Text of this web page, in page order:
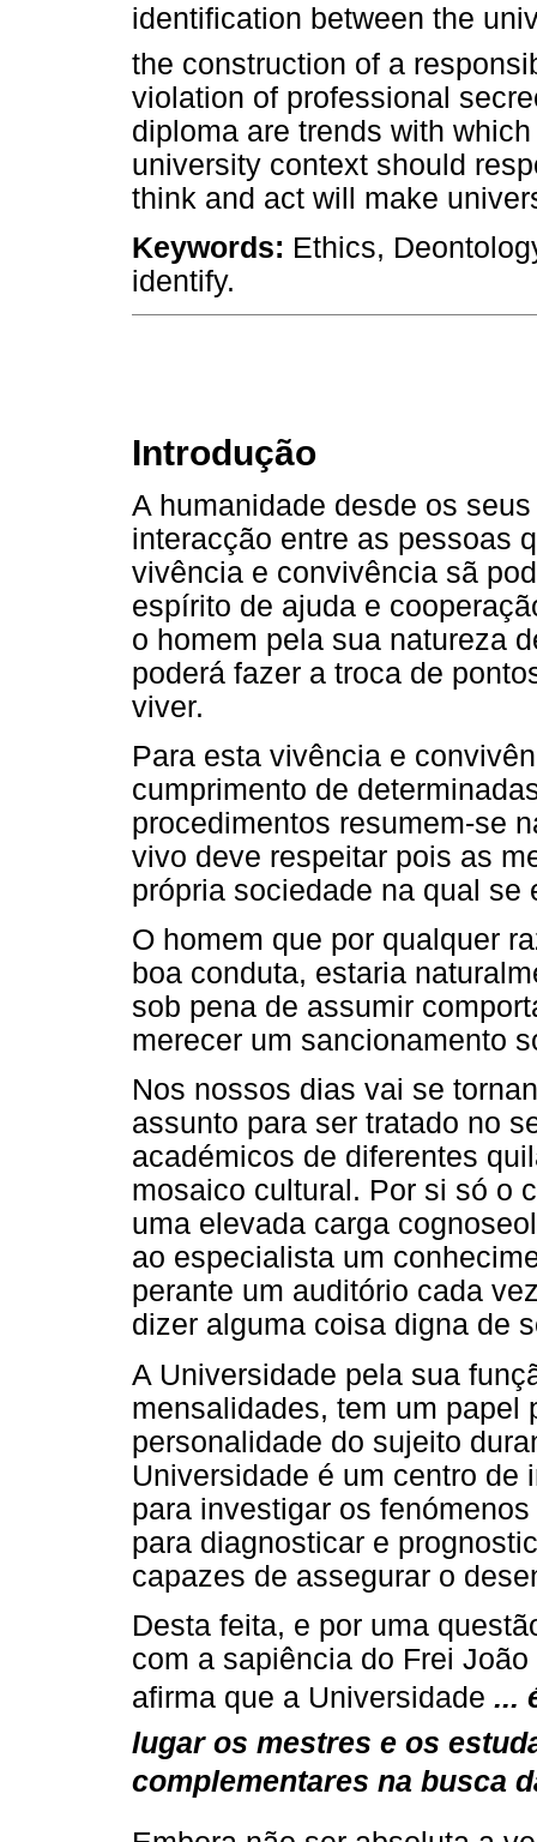
identification between the
the construction of a
violation of professional
diploma are trends with
university context should
think and act will make
Keywords: Ethics,
identify.
Introdução
A humanidade desde os
interacção entre as pessoas
vivência e convivência sã
espírito de ajuda e
o homem pela sua natureza
poderá fazer a troca de
viver.
Para esta vivência e
cumprimento de
procedimentos resumem-se
vivo deve respeitar pois as
própria sociedade na qual se
O homem que por qualquer
boa conduta, estaria
sob pena de assumir
merecer um sancionamento
Nos nossos dias vai se
assunto para ser tratado no
académicos de diferentes
mosaico cultural. Por si só o
uma elevada carga
ao especialista um
perante um auditório cada
dizer alguma coisa digna de
A Universidade pela sua
mensalidades, tem um papel
personalidade do sujeito
Universidade é um centro
para investigar os
para diagnosticar e
capazes de assegurar o
Desta feita, e por uma
com a sapiência do Frei
afirma que a Universidade
lugar os mestres e os
complementares na busca